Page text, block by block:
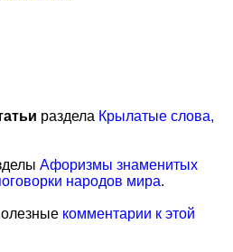
раздела Крылатые слова,
Афоризмы знаменитых
народов мира.
комментарии к этой